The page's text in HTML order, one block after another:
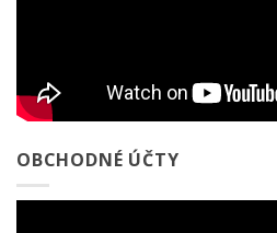
OBCHODNÉ ÚČTY